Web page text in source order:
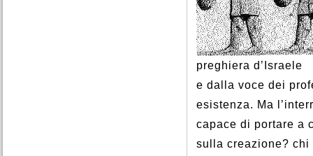
preghiera d’Israele
e dalla voce dei
esistenza. Ma
capace di portare a
sulla creazione?